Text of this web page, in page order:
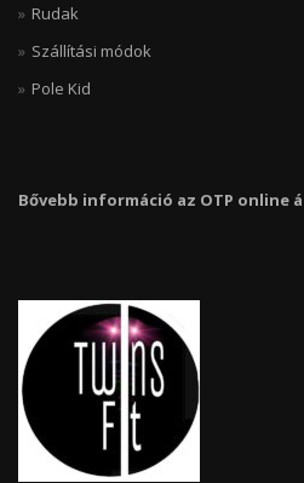
Rudak
Szállítási módok
Pole Kid
Bővebb információ az OTP online